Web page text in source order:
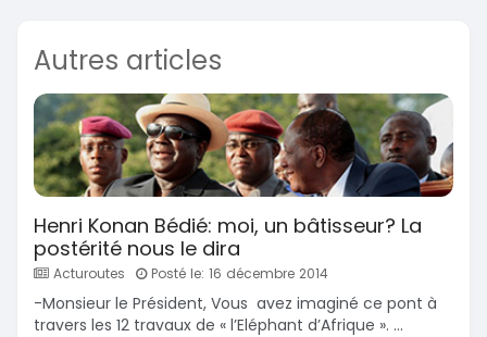
Autres articles
Henri Konan Bédié: moi, un bâtisseur? La
postérité nous le dira
Acturoutes Posté le: 16 décembre 2014
-Monsieur le Président, Vous avez imaginé ce pont à
travers les 12 travaux de « l’Eléphant d’Afrique ». ...